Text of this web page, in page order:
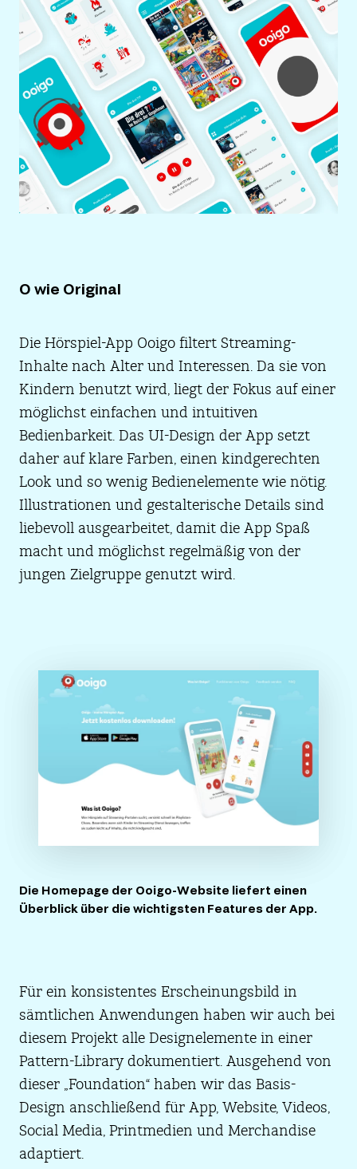
O wie Original
Die Hörspiel-App Ooigo filtert Streaming-
Inhalte nach Alter und Interessen. Da sie von
Kindern benutzt wird, liegt der Fokus auf einer
möglichst einfachen und intuitiven
Bedienbarkeit. Das UI-Design der App setzt
daher auf klare Farben, einen kindgerechten
Look und so wenig Bedienelemente wie nötig.
Illustrationen und gestalterische Details sind
liebevoll ausgearbeitet, damit die App Spaß
macht und möglichst regelmäßig von der
jungen Zielgruppe genutzt wird.
Die Homepage der Ooigo-Website liefert einen
Überblick über die wichtigsten Features der App.
Für ein konsistentes Erscheinungsbild in
sämtlichen Anwendungen haben wir auch bei
diesem Projekt alle Designelemente in einer
Pattern-Library dokumentiert. Ausgehend von
dieser „Foundation“ haben wir das Basis-
Design anschließend für App, Website, Videos,
Social Media, Printmedien und Merchandise
adaptiert.